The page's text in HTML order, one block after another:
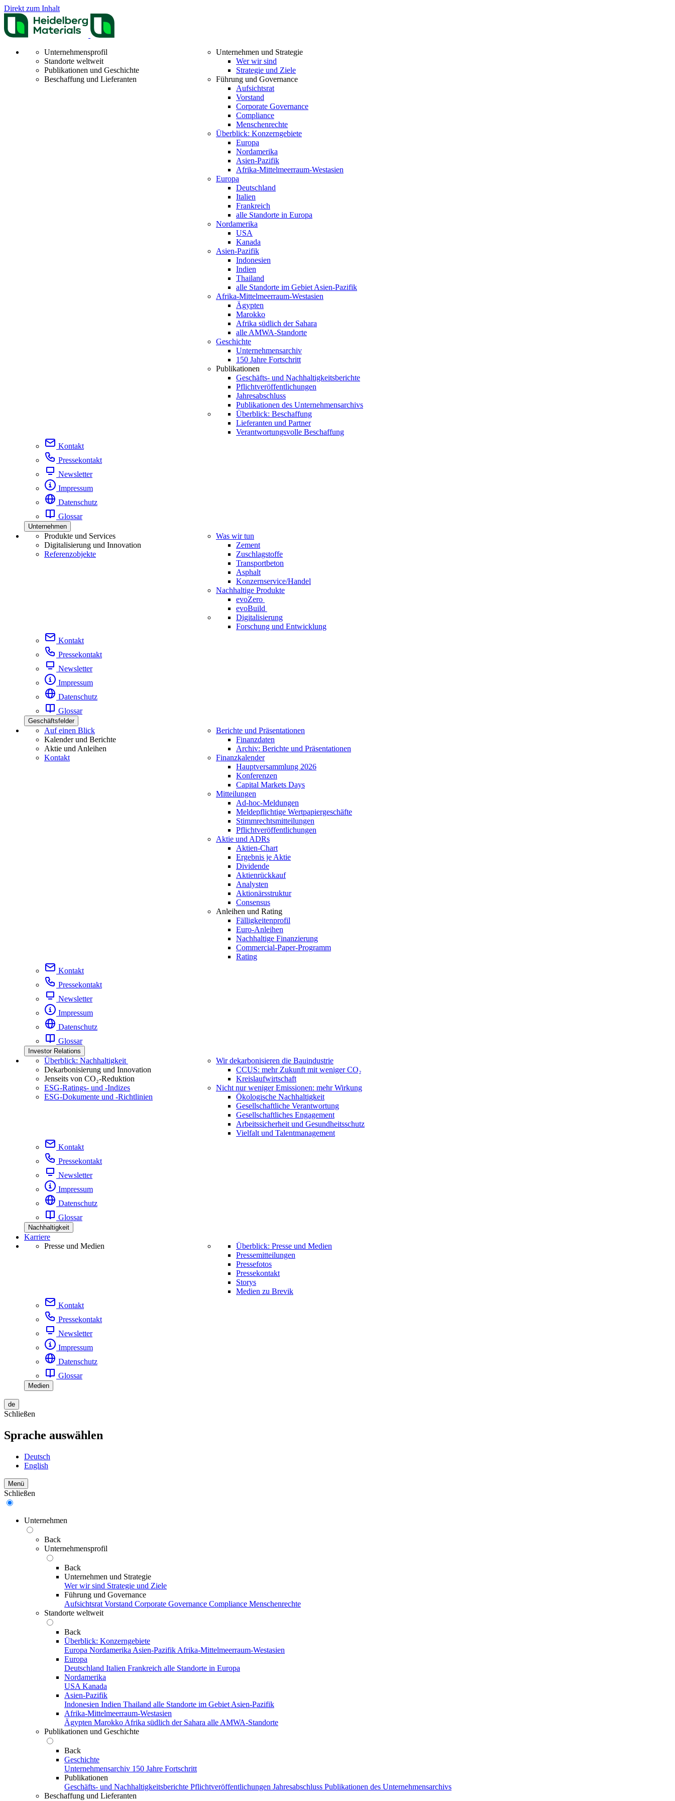
Direkt zum Inhalt
Unternehmensprofil
Standorte weltweit
Publikationen und Geschichte
Beschaffung und Lieferanten
Unternehmen und Strategie
Wer wir sind
Strategie und Ziele
Führung und Governance
Aufsichtsrat
Vorstand
Corporate Governance
Compliance
Menschenrechte
Überblick: Konzerngebiete
Europa
Nordamerika
Asien-Pazifik
Afrika-Mittelmeerraum-Westasien
Europa
Deutschland
Italien
Frankreich
alle Standorte in Europa
Nordamerika
USA
Kanada
Asien-Pazifik
Indonesien
Indien
Thailand
alle Standorte im Gebiet Asien-Pazifik
Afrika-Mittelmeerraum-Westasien
Ägypten
Marokko
Afrika südlich der Sahara
alle AMWA-Standorte
Geschichte
Unternehmensarchiv
150 Jahre Fortschritt
Publikationen
Geschäfts- und Nachhaltigkeitsberichte
Pflichtveröffentlichungen
Jahresabschluss
Publikationen des Unternehmensarchivs
Überblick: Beschaffung
Lieferanten und Partner
Verantwortungsvolle Beschaffung
Kontakt
Pressekontakt
Newsletter
Impressum
Datenschutz
Glossar
Unternehmen
Produkte und Services
Digitalisierung und Innovation
Referenzobjekte
Was wir tun
Zement
Zuschlagstoffe
Transportbeton
Asphalt
Konzernservice/Handel
Nachhaltige Produkte
evoZero
evoBuild
Digitalisierung
Forschung und Entwicklung
Kontakt
Pressekontakt
Newsletter
Impressum
Datenschutz
Glossar
Geschäftsfelder
Auf einen Blick
Kalender und Berichte
Aktie und Anleihen
Kontakt
Berichte und Präsentationen
Finanzdaten
Archiv: Berichte und Präsentationen
Finanzkalender
Hauptversammlung 2026
Konferenzen
Capital Markets Days
Mitteilungen
Ad-hoc-Meldungen
Meldepflichtige Wertpapiergeschäfte
Stimmrechtsmitteilungen
Pflichtveröffentlichungen
Aktie und ADRs
Aktien-Chart
Ergebnis je Aktie
Dividende
Aktienrückkauf
Analysten
Aktionärsstruktur
Consensus
Anleihen und Rating
Fälligkeitenprofil
Euro-Anleihen
Nachhaltige Finanzierung
Commercial-Paper-Programm
Rating
Kontakt
Pressekontakt
Newsletter
Impressum
Datenschutz
Glossar
Investor Relations
Überblick: Nachhaltigkeit
Dekarbonisierung und Innovation
Jenseits von CO₂-Reduktion
ESG-Ratings- und ‑Indizes
ESG-Dokumente und ‑Richtlinien
Wir dekarbonisieren die Bauindustrie
CCUS: mehr Zukunft mit weniger CO₂
Kreislaufwirtschaft
Nicht nur weniger Emissionen: mehr Wirkung
Ökologische Nachhaltigkeit
Gesellschaftliche Verantwortung
Gesellschaftliches Engagement
Arbeitssicherheit und Gesundheitsschutz
Vielfalt und Talentmanagement
Kontakt
Pressekontakt
Newsletter
Impressum
Datenschutz
Glossar
Nachhaltigkeit
Karriere
Presse und Medien
Überblick: Presse und Medien
Pressemitteilungen
Pressefotos
Pressekontakt
Storys
Medien zu Brevik
Kontakt
Pressekontakt
Newsletter
Impressum
Datenschutz
Glossar
Medien
de
Schließen
Sprache auswählen
Deutsch
English
Menü
Schließen
Unternehmen
Back
Unternehmensprofil
Back
Unternehmen und Strategie
Wer wir sind Strategie und Ziele
Führung und Governance
Aufsichtsrat Vorstand Corporate Governance Compliance Menschenrechte
Standorte weltweit
Back
Überblick: Konzerngebiete
Europa Nordamerika Asien-Pazifik Afrika-Mittelmeerraum-Westasien
Europa
Deutschland Italien Frankreich alle Standorte in Europa
Nordamerika
USA Kanada
Asien-Pazifik
Indonesien Indien Thailand alle Standorte im Gebiet Asien-Pazifik
Afrika-Mittelmeerraum-Westasien
Ägypten Marokko Afrika südlich der Sahara alle AMWA-Standorte
Publikationen und Geschichte
Back
Geschichte
Unternehmensarchiv 150 Jahre Fortschritt
Publikationen
Geschäfts- und Nachhaltigkeitsberichte Pflichtveröffentlichungen Jahresabschluss Publikationen des Unternehmensarchivs
Beschaffung und Lieferanten